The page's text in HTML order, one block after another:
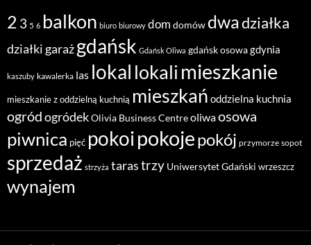
2 3 5 6 balkon biuro biurowy dom domów dwadziałka
działki garażgdańsk Gdańsk Oliwa gdańsk osowagdynia
kaszuby kawalerka las lokal lokalimieszkanie
mieszkanie z oddzielną kuchnią mieszkań oddzielna kuchnia
ogródogródekOlivia Business Centreoliwaosowa
piwnica pięć pokoipokojepokój przymorze sopot
sprzedaż strzyża tarastrzy Uniwersytet Gdański wrzeszcz
wynajem